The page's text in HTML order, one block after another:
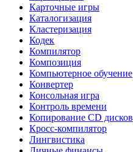
Карточные игры
Каталогизация
Кластеризация
Кодек
Компилятор
Композиция
Компьютерное обучение
Конвертер
Консольная игра
Контроль времени
Копирование CD дисков
Кросс-компилятор
Лингвистика